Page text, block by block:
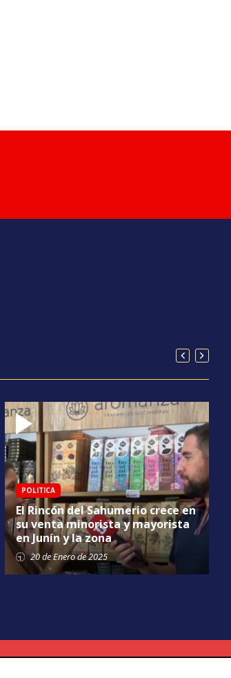
POLITICA
El Rincón del Sahumerio crece en
su venta minorista y mayorista
en Junín y la zona
20 deEnerode 2025